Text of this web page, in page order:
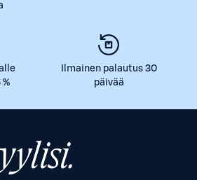
Ilmainen palautus 30
päivää